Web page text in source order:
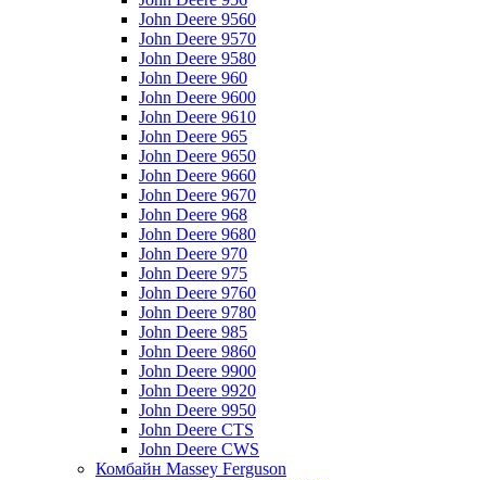
John Deere 9560
John Deere 9570
John Deere 9580
John Deere 960
John Deere 9600
John Deere 9610
John Deere 965
John Deere 9650
John Deere 9660
John Deere 9670
John Deere 968
John Deere 9680
John Deere 970
John Deere 975
John Deere 9760
John Deere 9780
John Deere 985
John Deere 9860
John Deere 9900
John Deere 9920
John Deere 9950
John Deere CTS
John Deere CWS
Комбайн Massey Ferguson